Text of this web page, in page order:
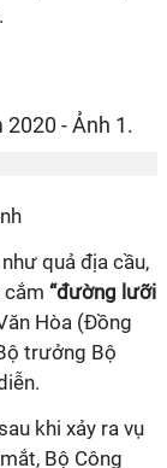
quả địa cầu,
cắm “đường lưỡi
Hòa (Đồng
trưởng Bộ
khi xảy ra vụ
Bộ Công